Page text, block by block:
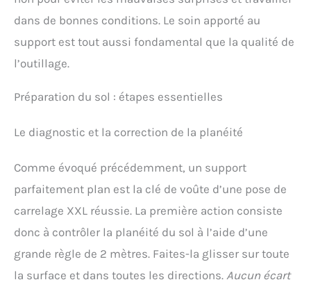
dans de bonnes conditions. Le soin apporté au
support est tout aussi fondamental que la qualité de
l’outillage.
Préparation du sol : étapes essentielles
Le diagnostic et la correction de la planéité
Comme évoqué précédemment, un support
parfaitement plan est la clé de voûte d’une pose de
carrelage XXL réussie. La première action consiste
donc à contrôler la planéité du sol à l’aide d’une
grande règle de 2 mètres. Faites-la glisser sur toute
la surface et dans toutes les directions. Aucun écart